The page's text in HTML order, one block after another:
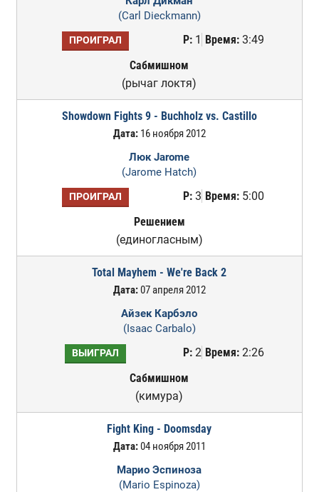
(Carl Dieckmann)
ПРОИГРАЛ Р:1 Время:3:49
Сабмишном
(рычаг локтя)
Showdown Fights 9 - Buchholz vs. Castillo
Дата:16 ноября 2012
Люк Jarome
(Jarome Hatch)
ПРОИГРАЛ Р:3 Время:5:00
Решением
(единогласным)
Total Mayhem - We're Back 2
Дата:07 апреля 2012
Айзек Карбэло
(Isaac Carbalo)
ВЫИГРАЛ Р:2 Время:2:26
Сабмишном
(кимура)
Fight King - Doomsday
Дата:04 ноября 2011
Марио Эспиноза
(Mario Espinoza)